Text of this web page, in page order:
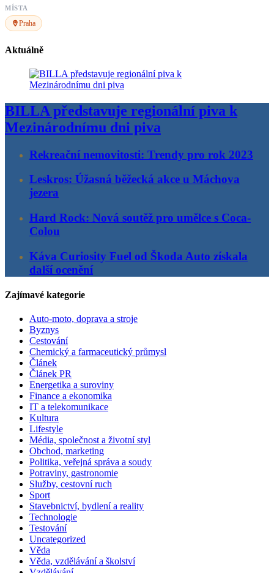
MÍSTA
Praha
Aktuálně
BILLA představuje regionální piva k
Mezinárodnímu dni piva
Rekreační nemovitosti: Trendy pro rok 2023
Leskros: Úžasná běžecká akce u Máchova
jezera
Hard Rock: Nová soutěž pro umělce s Coca-
Colou
Káva Curiosity Fuel od Škoda Auto získala
další ocenění
Zajímavé kategorie
Auto-moto, doprava a stroje
Byznys
Cestování
Chemický a farmaceutický průmysl
Článek
Článek PR
Energetika a suroviny
Finance a ekonomika
IT a telekomunikace
Kultura
Lifestyle
Média, společnost a životní styl
Obchod, marketing
Politika, veřejná správa a soudy
Potraviny, gastronomie
Služby, cestovní ruch
Sport
Stavebnictví, bydlení a reality
Technologie
Testování
Uncategorized
Věda
Věda, vzdělávání a školství